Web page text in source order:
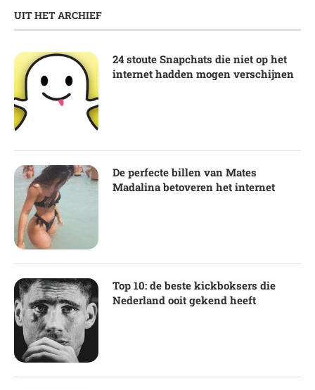
UIT HET ARCHIEF
24 stoute Snapchats die niet op het
internet hadden mogen verschijnen
De perfecte billen van Mates
Madalina betoveren het internet
Top 10: de beste kickboksers die
Nederland ooit gekend heeft